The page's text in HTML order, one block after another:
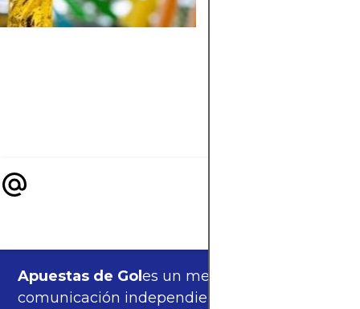
Apuestas de Goles un medio de
comunicación independiente, orgulloso de